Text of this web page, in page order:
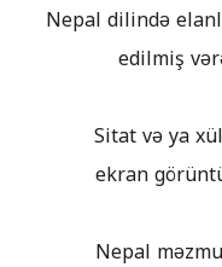
Nepal dilində
edilmiş
Sitat və ya
ekran
Nepal